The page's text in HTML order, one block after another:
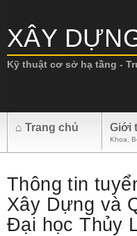
XÂY
Kỹ thuật cơ sở hạ tầng -
⌂ Trang chủ Giới
Khoa,
Thông tin
Xây Dựng và
Đại học Thủy